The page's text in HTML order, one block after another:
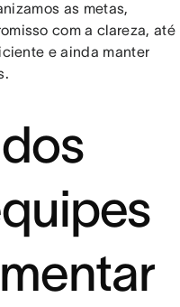
as metas,
com a clareza, até
e ainda manter